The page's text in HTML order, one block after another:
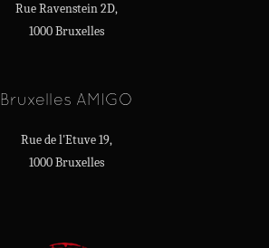
Rue Ravenstein 2D,
1000 Bruxelles
Bruxelles AMIGO
Rue de l'Etuve 19,
1000 Bruxelles